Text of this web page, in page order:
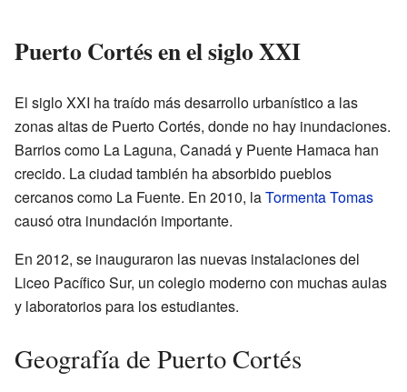
Puerto Cortés en el siglo XXI
El siglo XXI ha traído más desarrollo urbanístico a las
zonas altas de Puerto Cortés, donde no hay inundaciones.
Barrios como La Laguna, Canadá y Puente Hamaca han
crecido. La ciudad también ha absorbido pueblos
cercanos como La Fuente. En 2010, laTormenta Tomas
causó otra inundación importante.
En 2012, se inauguraron las nuevas instalaciones del
Liceo Pacífico Sur, un colegio moderno con muchas aulas
y laboratorios para los estudiantes.
Geografía de Puerto Cortés